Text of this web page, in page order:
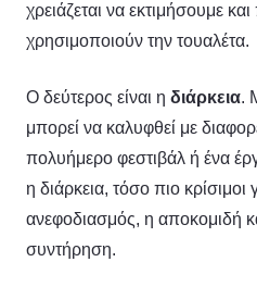
χρειάζεται να εκτιμήσουμε
χρησιμοποιούν την τουαλέτα.
Ο δεύτερος είναι η διάρκεια.
μπορεί να καλυφθεί με
πολυήμερο φεστιβάλ ή ένα
η διάρκεια, τόσο πιο κρίσιμοι
ανεφοδιασμός, η αποκομιδή
συντήρηση.